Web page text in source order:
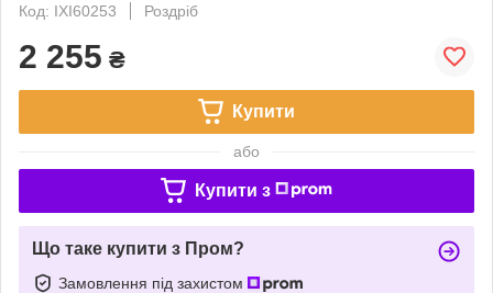
Код: IXI60253
Роздріб
2 255 ₴
Купити
або
Купити з
Що таке купити з Пром?
Замовлення під захистом